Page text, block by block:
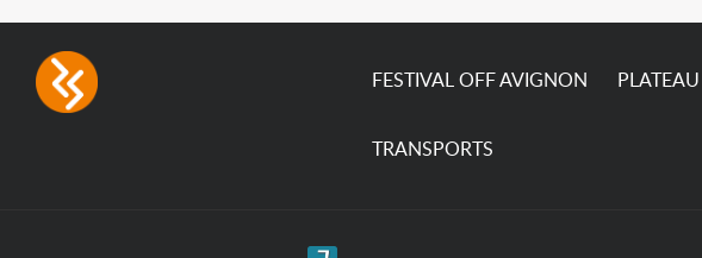
FESTIVAL OFF AVIGNON PLATEAU
TRANSPORTS